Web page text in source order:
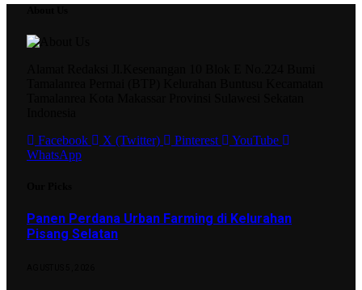
Facebook
X (Twitter) Pinterest
YouTube
WhatsApp
Panen Perdana Urban Farming di Kelurahan
Pisang Selatan